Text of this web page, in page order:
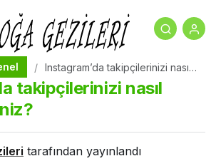
Instagram’da takipçilerinizi nasıl
arttırabilirsiniz?
takipçilerinizi nasıl
tarafından yayınlandı
+ 0